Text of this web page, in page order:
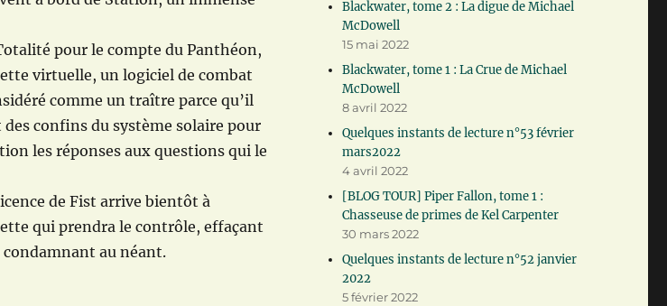
pour le compte du Panthéon,
virtuelle, un logiciel de combat
comme un traître parce qu’il
confins du système solaire pour
les réponses aux questions qui le
de Fist arrive bientôt à
qui prendra le contrôle, effaçant
au néant.
Blackwater, tome 2 : La digue de Michael
McDowell
15 mai 2022
Blackwater, tome 1 : La Crue de Michael
McDowell
8 avril 2022
Quelques instants de lecture n°53 février
mars2022
4 avril 2022
[BLOG TOUR] Piper Fallon, tome 1 :
Chasseuse de primes de Kel Carpenter
30 mars 2022
Quelques instants de lecture n°52 janvier
2022
5 février 2022